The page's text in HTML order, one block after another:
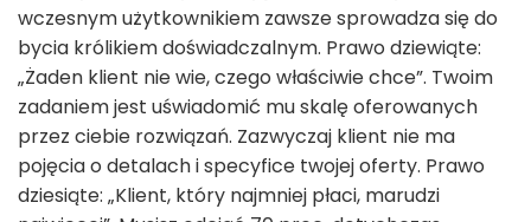
wczesnym użytkownikiem zawsze sprowadza się do
bycia królikiem doświadczalnym. Prawo dziewiąte:
„Żaden klient nie wie, czego właściwie chce”. Twoim
zadaniem jest uświadomić mu skalę oferowanych
przez ciebie rozwiązań. Zazwyczaj klient nie ma
pojęcia o detalach i specyfice twojej oferty. Prawo
dziesiąte: „Klient, który najmniej płaci, marudzi